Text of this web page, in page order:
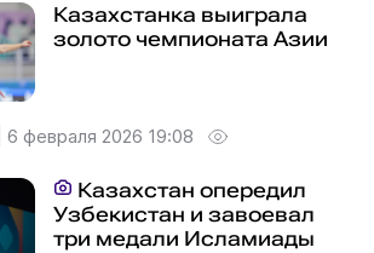
Казахстанка выиграла
золото чемпионата Азии
6 февраля 2026 19:08
Узбекистан и завоевал
три медали Исламиады